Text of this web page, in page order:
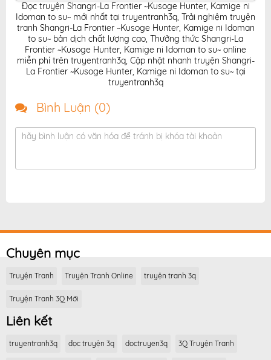
Đọc truyện Shangri-La Frontier ~Kusoge Hunter, Kamige ni
Idoman to su~ mới nhất tại truyentranh3q, Trải nghiệm truyện
tranh Shangri-La Frontier ~Kusoge Hunter, Kamige ni Idoman
to su~ bản dịch chất lượng cao, Thưởng thức Shangri-La
Frontier ~Kusoge Hunter, Kamige ni Idoman to su~ online
miễn phí trên truyentranh3q, Cập nhật nhanh truyện Shangri-
La Frontier ~Kusoge Hunter, Kamige ni Idoman to su~ tại
truyentranh3q
Bình Luận (0)
hãy bình luận có văn hóa để tránh bị khóa tài khoản
Chuyên mục
Truyện Tranh Truyện Tranh Online truyện tranh 3q
Truyện Tranh 3Q Mới
Liên kết
truyentranh3q đọc truyện 3q doctruyen3q 3Q Truyện Tranh